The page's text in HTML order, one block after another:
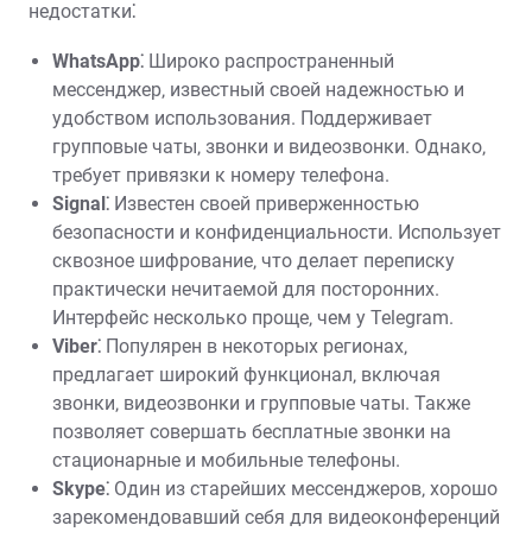
недостатки⁚
WhatsApp⁚ Широко распространенный
мессенджер‚ известный своей надежностью и
удобством использования. Поддерживает
групповые чаты‚ звонки и видеозвонки. Однако‚
требует привязки к номеру телефона.
Signal⁚ Известен своей приверженностью
безопасности и конфиденциальности. Использует
сквозное шифрование‚ что делает переписку
практически нечитаемой для посторонних.
Интерфейс несколько проще‚ чем у Telegram.
Viber⁚ Популярен в некоторых регионах‚
предлагает широкий функционал‚ включая
звонки‚ видеозвонки и групповые чаты. Также
позволяет совершать бесплатные звонки на
стационарные и мобильные телефоны.
Skype⁚ Один из старейших мессенджеров‚ хорошо
зарекомендовавший себя для видеоконференций